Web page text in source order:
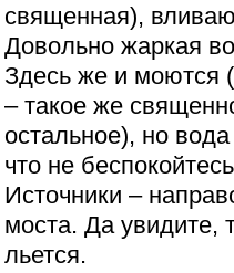
священная),
Довольно жаркая
Здесь же и моются
– такое же
остальное), но
что не
Источники –
моста. Да увидите,
льется.